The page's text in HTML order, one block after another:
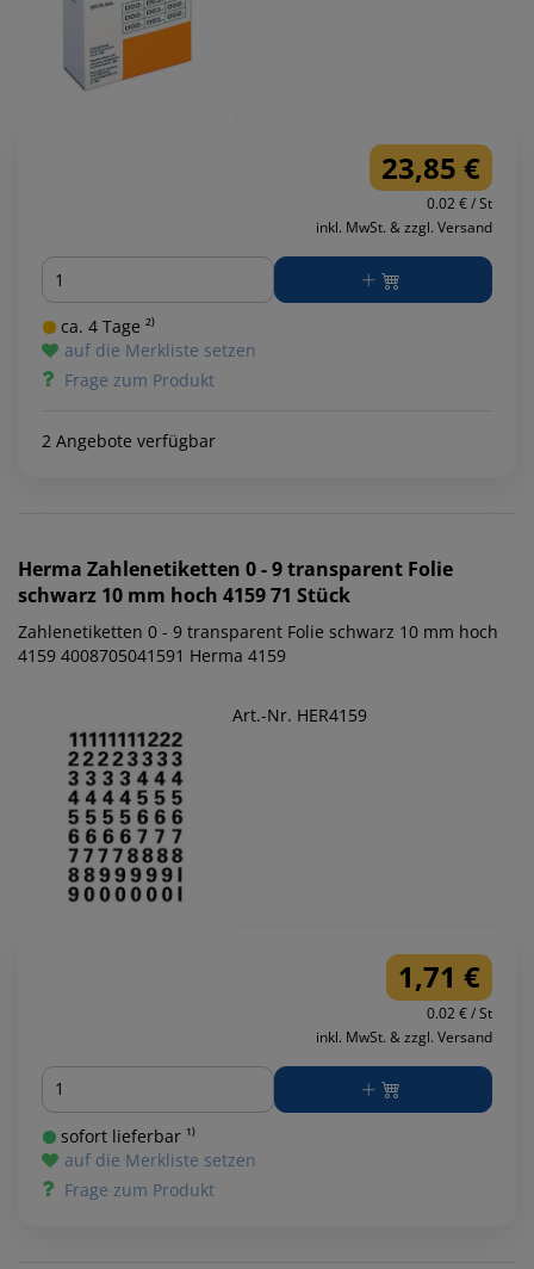
23,85 €
0.02 € / St
inkl. MwSt. & zzgl. Versand
Menge
ca. 4 Tage ²⁾
auf die Merkliste setzen
Frage zum Produkt
2 Angebote verfügbar
Herma Zahlenetiketten 0 - 9 transparent Folie
schwarz 10 mm hoch 4159 71 Stück
Zahlenetiketten 0 - 9 transparent Folie schwarz 10 mm hoch
4159 4008705041591 Herma 4159
Art.-Nr. HER4159
1,71 €
0.02 € / St
inkl. MwSt. & zzgl. Versand
Menge
sofort lieferbar ¹⁾
auf die Merkliste setzen
Frage zum Produkt